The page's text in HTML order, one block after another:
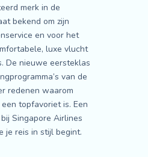
merk in de
bekend om zijn
en voor het
luxe vlucht
De nieuwe eersteklas
van de
redenen waarom
topfavoriet is. Een
Singapore Airlines
je reis in stijl begint.